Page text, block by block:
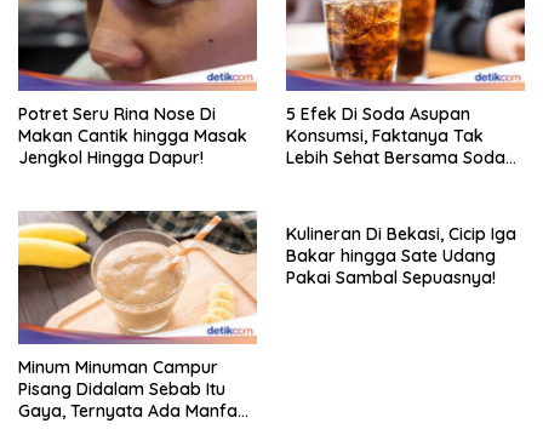
Potret Seru Rina Nose Di
Makan Cantik hingga Masak
Jengkol Hingga Dapur!
5 Efek Di Soda Asupan
Konsumsi, Faktanya Tak
Lebih Sehat Bersama Soda
Minum Minuman Campur
Pisang Didalam Sebab Itu
Gaya, Ternyata Ada Manfaat
Kulineran Di Bekasi, Cicip Iga
Bakar hingga Sate Udang
Pakai Sambal Sepuasnya!